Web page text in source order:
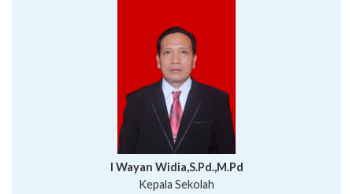
I Wayan Widia,S.Pd.,M.Pd
Kepala Sekolah